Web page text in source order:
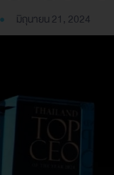
มิถุนายน 21, 2024